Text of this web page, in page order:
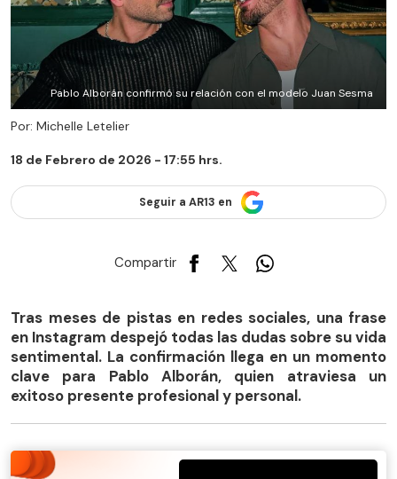
Pablo Alborán confirmó su relación con el modelo Juan Sesma
Por: Michelle Letelier
18 de Febrero de 2026 - 17:55 hrs.
Seguir a AR13 en
Compartir
Tras meses de pistas en redes sociales, una frase
en Instagram despejó todas las dudas sobre su vida
sentimental. La confirmación llega en un momento
clave para Pablo Alborán, quien atraviesa un
exitoso presente profesional y personal.